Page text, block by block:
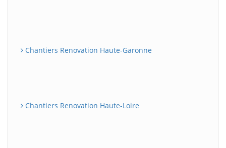
Chantiers Renovation Haute-Garonne
Chantiers Renovation Haute-Loire